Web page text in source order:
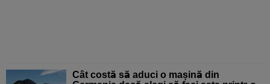
Cât costă să aduci o mașină din